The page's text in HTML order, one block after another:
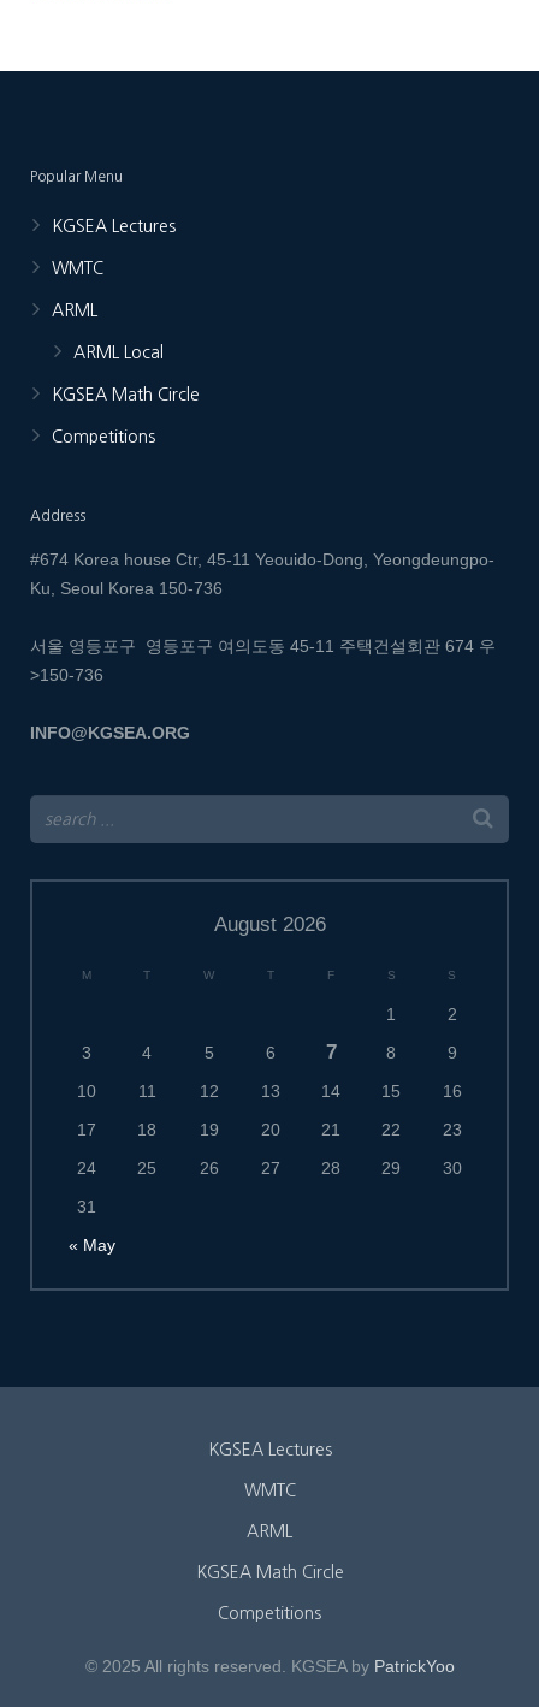
Popular Menu
KGSEA Lectures
WMTC
ARML
ARML Local
KGSEA Math Circle
Competitions
Address
#674 Korea house Ctr, 45-11 Yeouido-Dong, Yeongdeungpo-
Ku, Seoul Korea 150-736
서울 영등포구 영등포구 여의도동 45-11 주택건설회관 674 우
>150-736
INFO@KGSEA.ORG
August 2026
M T W T F S S
« May
1
2
3
4 5 6 7 8
9
10
11 12 13 14 15
16
17
18 19 20 21 22
23
24
25 26 27 28 29
30
31
KGSEA Lectures
WMTC
ARML
KGSEA Math Circle
Competitions
© 2025 All rights reserved. KGSEA by PatrickYoo